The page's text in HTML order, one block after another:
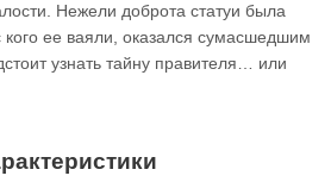
Нежели доброта статуи была
ее ваяли, оказался сумасшедшим
узнать тайну правителя… или